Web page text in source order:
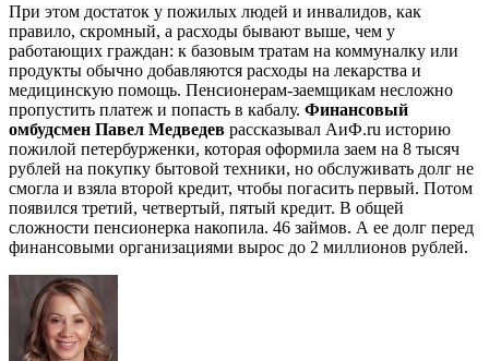
При этом достаток у пожилых людей и инвалидов, как
правило, скромный, а расходы бывают выше, чем у
работающих граждан: к базовым тратам на коммуналку или
продукты обычно добавляются расходы на лекарства и
медицинскую помощь. Пенсионерам-заемщикам несложно
пропустить платеж и попасть в кабалу. Финансовый
омбудсмен Павел Медведев рассказывал АиФ.ru историю
пожилой петербурженки, которая оформила заем на 8 тысяч
рублей на покупку бытовой техники, но обслуживать долг не
смогла и взяла второй кредит, чтобы погасить первый. Потом
появился третий, четвертый, пятый кредит. В общей
сложности пенсионерка накопила. 46 займов. А ее долг перед
финансовыми организациями вырос до 2 миллионов рублей.